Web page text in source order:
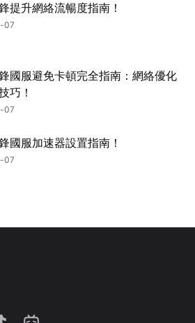
提升網絡流暢度指南！
07
國服避免卡頓完全指南：網絡優化
巧！
07
國服加速器設置指南！
07